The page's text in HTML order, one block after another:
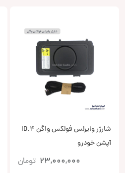
شارژر وایرلس فولکس واگن ID.4
آپشن خودرو
23,000,000 تومان